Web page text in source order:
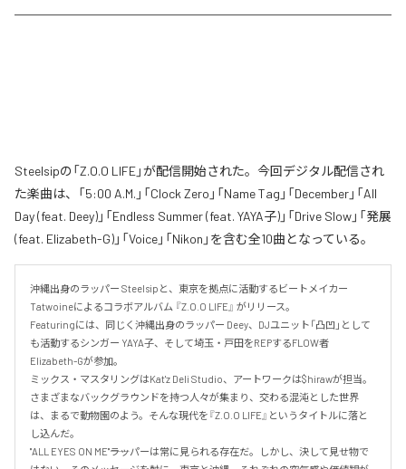
Steelsipの「Z.O.O LIFE」が配信開始された。今回デジタル配信され
た楽曲は、「5:00 A.M.」「Clock Zero」「Name Tag」「December」「All
Day (feat. Deey)」「Endless Summer (feat. YAYA子)」「Drive Slow」「発展
(feat. Elizabeth-G)」「Voice」「Nikon」を含む全10曲となっている。
沖縄出身のラッパー Steelsipと、東京を拠点に活動するビートメイカー
Tatwoineによるコラボアルバム 『Z.O.O LIFE』 がリリース。
Featuringには、同じく沖縄出身のラッパー Deey、DJユニット「凸凹」として
も活動するシンガー YAYA子、そして埼玉・戸田をREPするFLOW者
Elizabeth-Gが参加。
ミックス・マスタリングはKat'z Deli Studio、アートワークは$hirawが担当。
さまざまなバックグラウンドを持つ人々が集まり、交わる混沌とした世界
は、まるで動物園のよう。そんな現代を『Z.O.O LIFE』というタイトルに落と
し込んだ。
"ALL EYES ON ME"――ラッパーは常に見られる存在だ。しかし、決して見せ物で